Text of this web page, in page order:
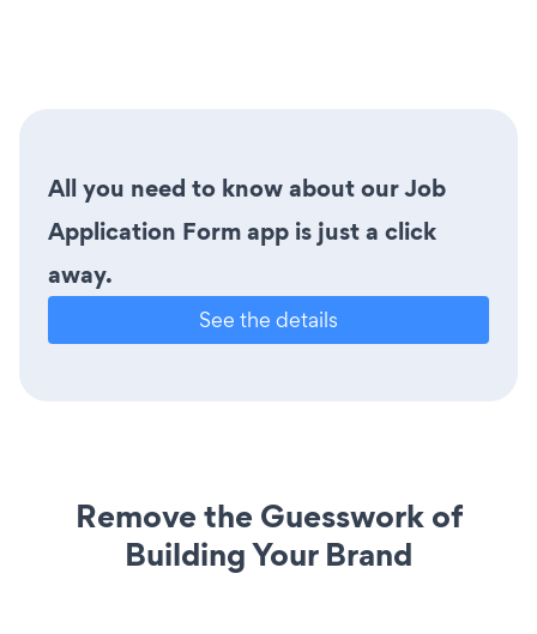
All you need to know about our Job
Application Form app is just a click
away.
See the details
Remove the Guesswork of
Building Your Brand